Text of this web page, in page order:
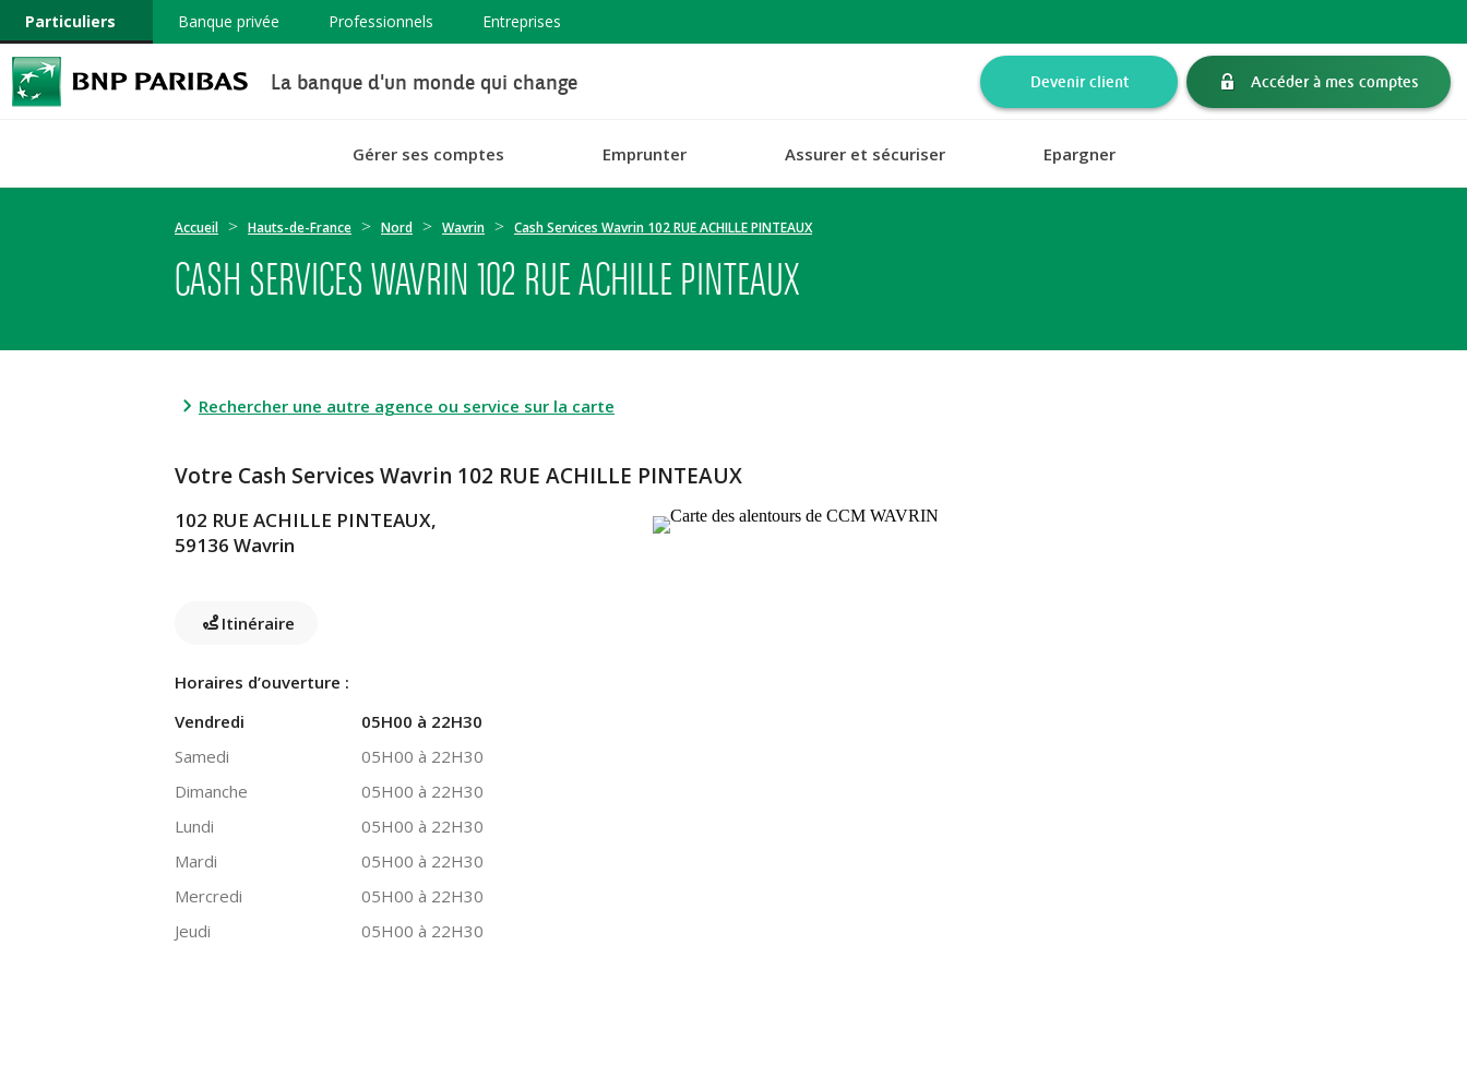
Particuliers Banque privée Professionnels Entreprises
La banque d'un monde qui change Devenir client Accéder à mes comptes
Gérer ses comptes Emprunter Assurer et sécuriser Epargner
Accueil Hauts-de-France Nord Wavrin Cash Services Wavrin 102 RUE ACHILLE PINTEAUX
CASH SERVICES WAVRIN 102 RUE ACHILLE PINTEAUX
Rechercher une autre agence ou service sur la carte
Votre Cash Services Wavrin 102 RUE ACHILLE PINTEAUX
102 RUE ACHILLE PINTEAUX,
59136 Wavrin
Itinéraire
Horaires d’ouverture :
Vendredi
05H00 à 22H30
Samedi
05H00 à 22H30
Dimanche
05H00 à 22H30
Lundi
05H00 à 22H30
Mardi
05H00 à 22H30
Mercredi
05H00 à 22H30
Jeudi
05H00 à 22H30